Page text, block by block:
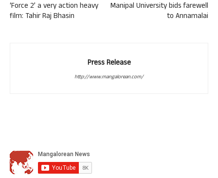
‘Force 2’ a very action heavy
film: Tahir Raj Bhasin
Manipal University bids farewell
to Annamalai
Press Release
http://www.mangalorean.com/